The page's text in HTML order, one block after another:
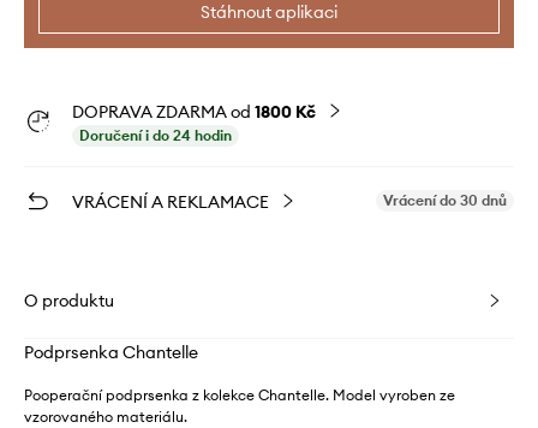
Stáhnout aplikaci
DOPRAVA ZDARMA od 1800 Kč
Doručení i do 24 hodin
VRÁCENÍ A REKLAMACE Vrácení do 30 dnů
O produktu
Podprsenka Chantelle
Pooperační podprsenka z kolekce Chantelle. Model vyroben ze
vzorovaného materiálu.